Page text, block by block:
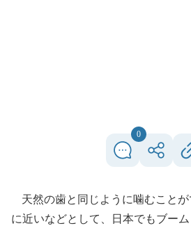
0
天然の歯と同じように噛むこと
に近いなどとして、日本でもブー